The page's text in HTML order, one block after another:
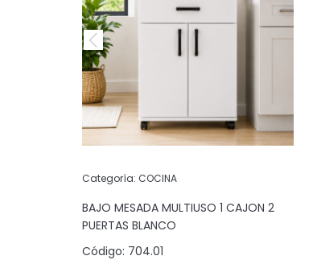
Categoría: COCINA
BAJO MESADA MULTIUSO 1 CAJON 2
PUERTAS BLANCO
Código: 704.01